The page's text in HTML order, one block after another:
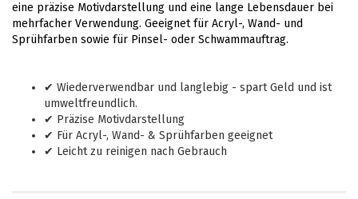
eine präzise Motivdarstellung und eine lange Lebensdauer bei
mehrfacher Verwendung. Geeignet für Acryl-, Wand- und
Sprühfarben sowie für Pinsel- oder Schwammauftrag.
✔ Wiederverwendbar und langlebig - spart Geld und ist
umweltfreundlich.
✔ Präzise Motivdarstellung
✔ Für Acryl-, Wand- & Sprühfarben geeignet
✔ Leicht zu reinigen nach Gebrauch